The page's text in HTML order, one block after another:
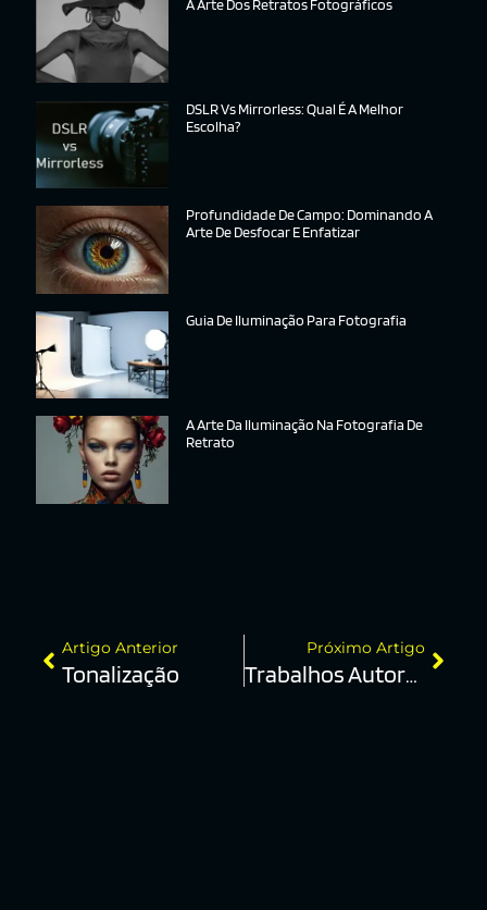
A Arte Dos Retratos Fotográficos
DSLR Vs Mirrorless: Qual É A Melhor
Escolha?
Profundidade De Campo: Dominando A
Arte De Desfocar E Enfatizar
Guia De Iluminação Para Fotografia
A Arte Da Iluminação Na Fotografia De
Retrato
Artigo Anterior
Tonalização
Próximo Artigo
Trabalhos Autorais